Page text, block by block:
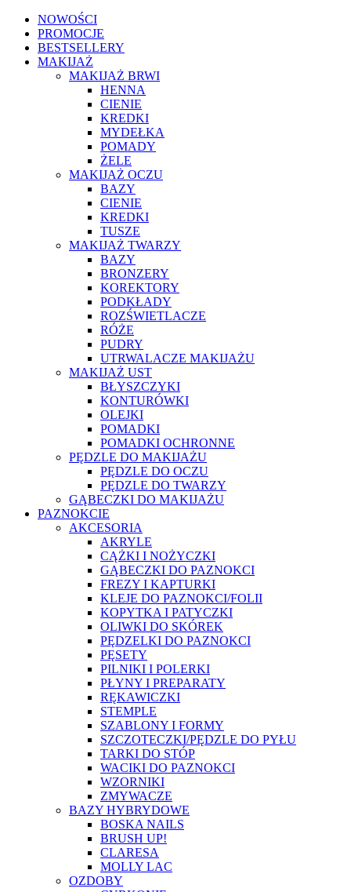
NOWOŚCI
PROMOCJE
BESTSELLERY
MAKIJAŻ
MAKIJAŻ BRWI
HENNA
CIENIE
KREDKI
MYDEŁKA
POMADY
ŻELE
MAKIJAŻ OCZU
BAZY
CIENIE
KREDKI
TUSZE
MAKIJAŻ TWARZY
BAZY
BRONZERY
KOREKTORY
PODKŁADY
ROZŚWIETLACZE
RÓŻE
PUDRY
UTRWALACZE MAKIJAŻU
MAKIJAŻ UST
BŁYSZCZYKI
KONTURÓWKI
OLEJKI
POMADKI
POMADKI OCHRONNE
PĘDZLE DO MAKIJAŻU
PĘDZLE DO OCZU
PĘDZLE DO TWARZY
GĄBECZKI DO MAKIJAŻU
PAZNOKCIE
AKCESORIA
AKRYLE
CĄŻKI I NOŻYCZKI
GĄBECZKI DO PAZNOKCI
FREZY I KAPTURKI
KLEJE DO PAZNOKCI/FOLII
KOPYTKA I PATYCZKI
OLIWKI DO SKÓREK
PĘDZELKI DO PAZNOKCI
PĘSETY
PILNIKI I POLERKI
PŁYNY I PREPARATY
RĘKAWICZKI
STEMPLE
SZABLONY I FORMY
SZCZOTECZKI/PĘDZLE DO PYŁU
TARKI DO STÓP
WACIKI DO PAZNOKCI
WZORNIKI
ZMYWACZE
BAZY HYBRYDOWE
BOSKA NAILS
BRUSH UP!
CLARESA
MOLLY LAC
OZDOBY